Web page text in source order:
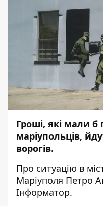
Гроші, які мали б
маріупольців,
ворогів.
Про ситуацію в
Маріуполя Петро
Інформатор.